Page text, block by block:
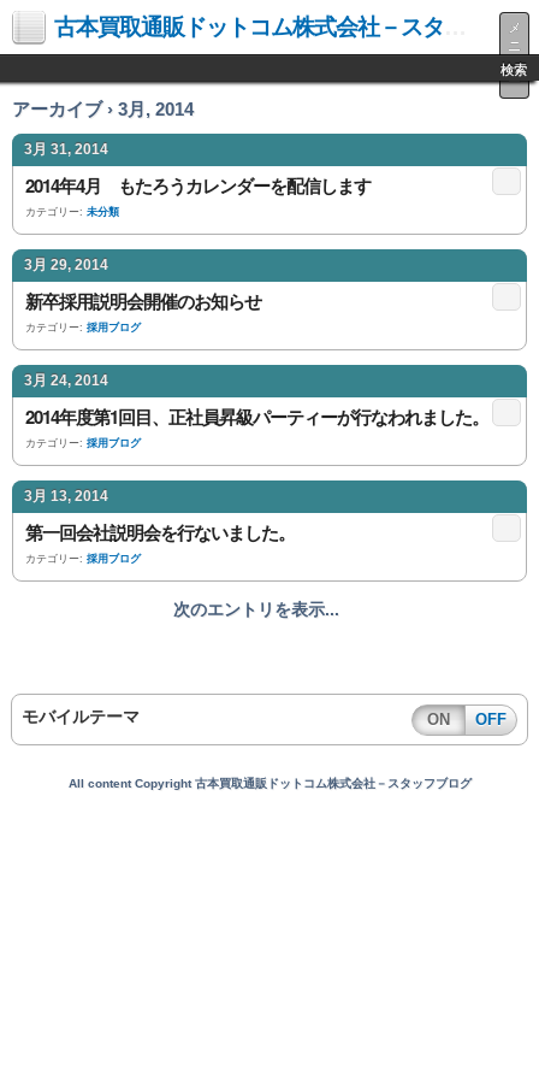
古本買取通販ドットコム株式会社－スタッフブログ
メ
ニ
ュ
ー
検索
アーカイブ › 3月, 2014
3月 31, 2014
2014年4月 もたろうカレンダーを配信します
カテゴリー: 未分類
3月 29, 2014
新卒採用説明会開催のお知らせ
カテゴリー: 採用ブログ
3月 24, 2014
2014年度第1回目、正社員昇級パーティーが行なわれました。
カテゴリー: 採用ブログ
3月 13, 2014
第一回会社説明会を行ないました。
カテゴリー: 採用ブログ
次のエントリを表示...
モバイルテーマ ON OFF
All content Copyright 古本買取通販ドットコム株式会社－スタッフブログ